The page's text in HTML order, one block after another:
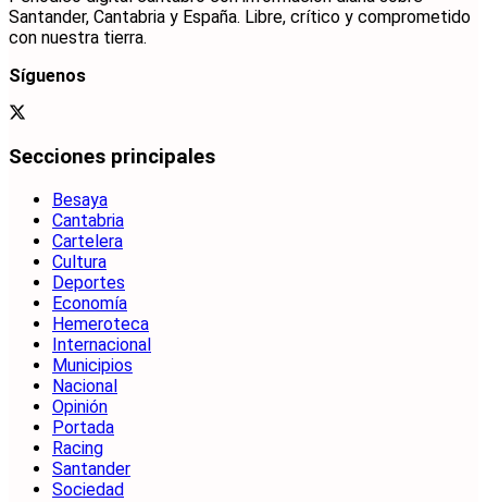
Santander, Cantabria y España. Libre, crítico y comprometido
con nuestra tierra.
Síguenos
Secciones principales
Besaya
Cantabria
Cartelera
Cultura
Deportes
Economía
Hemeroteca
Internacional
Municipios
Nacional
Opinión
Portada
Racing
Santander
Sociedad